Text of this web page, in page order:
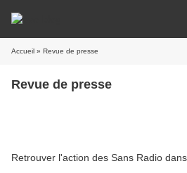
Accueil » Revue de presse
Revue de presse
Retrouver l'action des Sans Radio